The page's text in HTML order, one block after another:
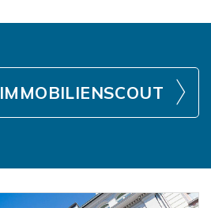
IMMOBILIENSCOUT